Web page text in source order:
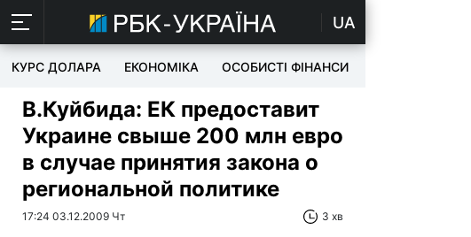
UA
КУРС ДОЛАРА ЕКОНОМІКА ОСОБИСТІ ФІНАНСИ
В.Куйбида: ЕК предоставит
Украине свыше 200 млн евро
в случае принятия закона о
региональной политике
17:24 03.12.2009 Чт 3 хв